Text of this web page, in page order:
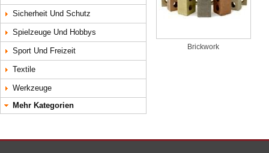
Sicherheit Und Schutz
Spielzeuge Und Hobbys
Sport Und Freizeit
Textile
Werkzeuge
Mehr Kategorien
Brickwork